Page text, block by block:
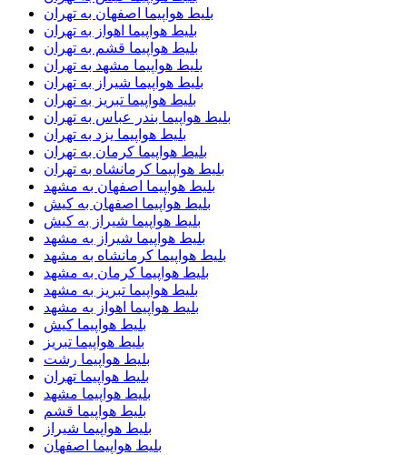
بلیط هواپیما اصفهان به تهران
بلیط هواپیما اهواز به تهران
بلیط هواپیما قشم به تهران
بلیط هواپیما مشهد به تهران
بلیط هواپیما شیراز به تهران
بلیط هواپیما تبریز به تهران
بلیط هواپیما بندر عباس به تهران
بلیط هواپیما یزد به تهران
بلیط هواپیما کرمان به تهران
بلیط هواپیما کرمانشاه به تهران
بلیط هواپیما اصفهان به مشهد
بلیط هواپیما اصفهان به کیش
بلیط هواپیما شیراز به کیش
بلیط هواپیما شیراز به مشهد
بلیط هواپیما کرمانشاه به مشهد
بلیط هواپیما کرمان به مشهد
بلیط هواپیما تبریز به مشهد
بلیط هواپیما اهواز به مشهد
بلیط هواپیما کیش
بلیط هواپیما تبریز
بلیط هواپیما رشت
بلیط هواپیما تهران
بلیط هواپیما مشهد
بلیط هواپیما قشم
بلیط هواپیما شیراز
بلیط هواپیما اصفهان